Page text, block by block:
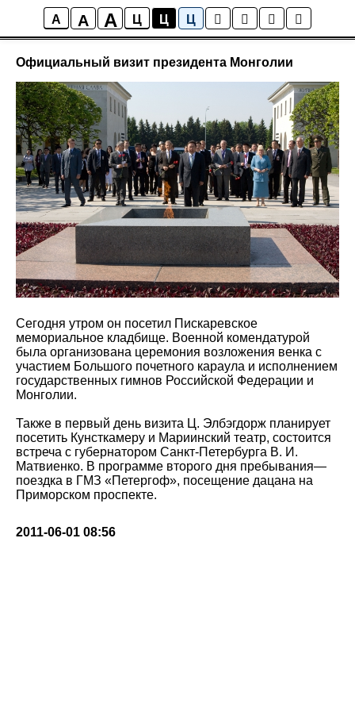
A A A Ц Ц Ц
Новости
Официальный визит президента Монголии
Сегодня утром он посетил Пискаревское
мемориальное кладбище. Военной комендатурой
была организована церемония возложения венка с
участием Большого почетного караула и исполнением
государственных гимнов Российской Федерации и
Монголии.
Также в первый день визита Ц. Элбэгдорж планирует
посетить Кунсткамеру и Мариинский театр, состоится
встреча с губернатором Санкт-Петербурга В. И.
Матвиенко. В программе второго дня пребывания—
поездка в ГМЗ «Петергоф», посещение дацана на
Приморском проспекте.
2011-06-01 08:56